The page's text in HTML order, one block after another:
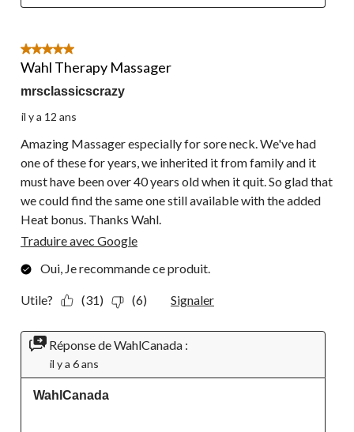
5 étoile(s) sur 5.
Wahl Therapy Massager
mrsclassicscrazy
il y a 12 ans
Amazing Massager especially for sore neck. We've had
one of these for years, we inherited it from family and it
must have been over 40 years old when it quit. So glad that
we could find the same one still available with the added
Heat bonus. Thanks Wahl.
Traduire avec Google
Oui, Je recommande ce produit.
Utile? (31) (6) Signaler
Réponse de WahlCanada :
il y a 6 ans
WahlCanada